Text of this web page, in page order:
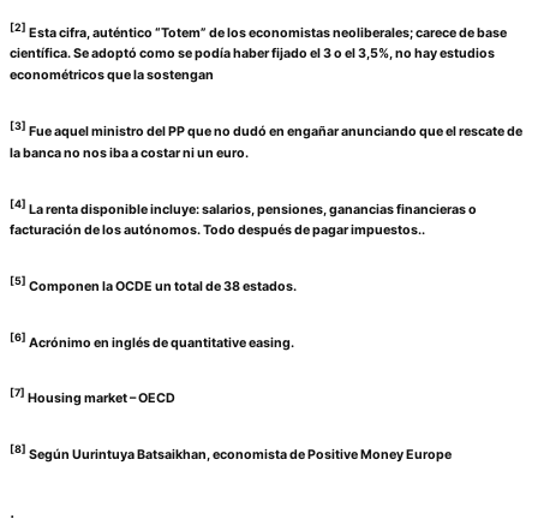
[2] Esta cifra, auténtico “Totem” de los economistas neoliberales; carece de base
científica. Se adoptó como se podía haber fijado el 3 o el 3,5%, no hay estudios
econométricos que la sostengan
[3] Fue aquel ministro del PP que no dudó en engañar anunciando que el rescate de
la banca no nos iba a costar ni un euro.
[4] La renta disponible incluye: salarios, pensiones, ganancias financieras o
facturación de los autónomos. Todo después de pagar impuestos..
[5] Componen la OCDE un total de 38 estados.
[6] Acrónimo en inglés de quantitative easing.
[7] Housing market – OECD
[8] Según Uurintuya Batsaikhan, economista de Positive Money Europe
.